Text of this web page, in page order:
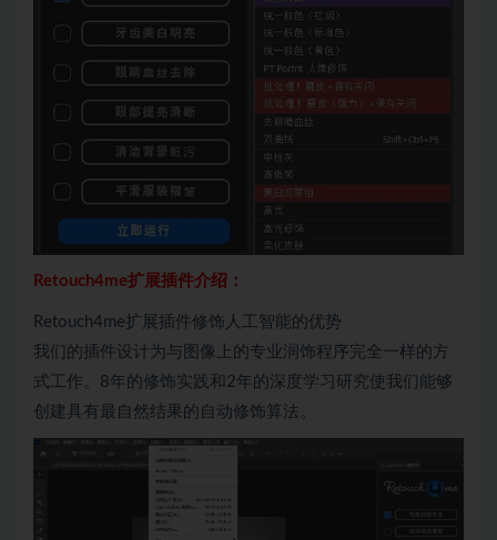
Retouch4me扩展插件介绍：
Retouch4me扩展插件修饰人工智能的优势
我们的插件设计为与图像上的专业润饰程序完全一样的方
式工作。8年的修饰实践和2年的深度学习研究使我们能够
创建具有最自然结果的自动修饰算法。